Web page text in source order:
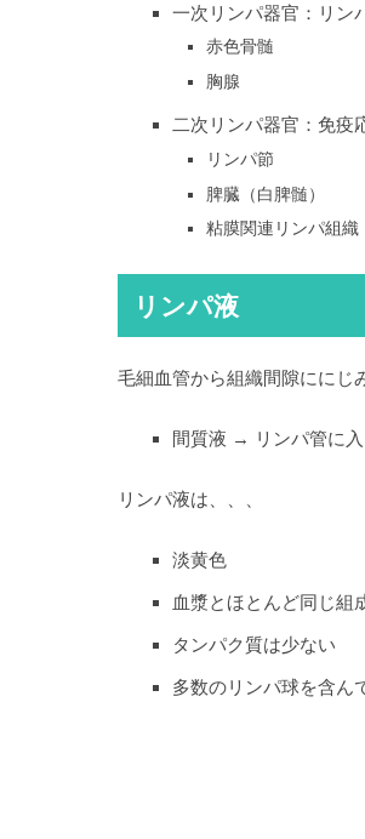
一次リンパ器官：リン
赤色骨髄
胸腺
二次リンパ器官：免疫
リンパ節
脾臓（白脾髄）
粘膜関連リンパ組織
リンパ液
毛細血管から組織間隙ににじ
間質液 → リンパ管に
リンパ液は、、、
淡黄色
血漿とほとんど同じ組
タンパク質は少ない
多数のリンパ球を含ん